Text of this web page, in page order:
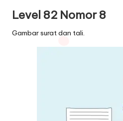
Level 82 Nomor 8
Gambar surat dan tali.